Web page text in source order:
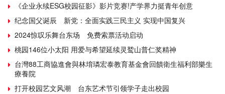
《企业永续ESG校园征影》影片竞赛!产学界力挺青年创意
纪念国父诞辰 新党：全面实践三民主义 实现中国复兴
2024惊叹乐舞台东场 免费索票活动启动
桃园146位小太阳 用爱与希望延续灵鹫山普仁奖精神
台灣88工商協進會與林堉璘宏泰教育基金會回饋衛生福利部樂生
療養院
打开校园艺文风潮 台东艺术节引领学子走出校园